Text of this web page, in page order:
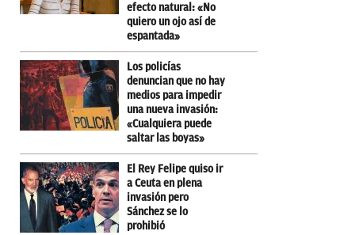
efecto natural: «No
quiero un ojo así de
espantada»
Los policías
denuncian que no hay
medios para impedir
una nueva invasión:
«Cualquiera puede
saltar las boyas»
El Rey Felipe quiso ir
a Ceuta en plena
invasión pero
Sánchez se lo
prohibió